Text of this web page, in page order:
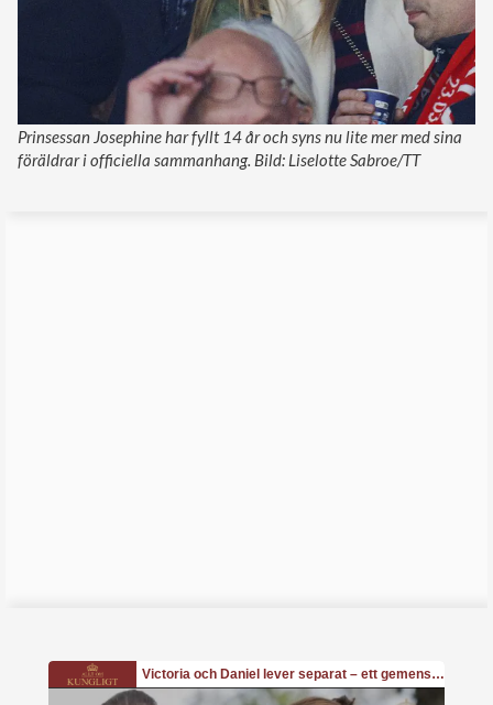
Prinsessan Josephine har fyllt 14 år och syns nu lite mer med sina
föräldrar i officiella sammanhang. Bild: Liselotte Sabroe/TT